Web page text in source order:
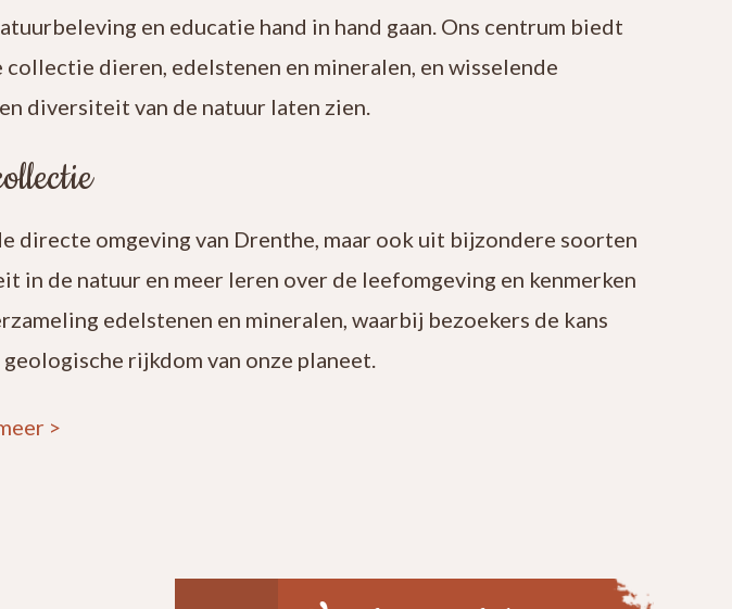
en educatie hand in hand gaan. Ons centrum biedt
dieren, edelstenen en mineralen, en wisselende
diversiteit van de natuur laten zien.
directe omgeving van Drenthe, maar ook uit bijzondere soorten
in de natuur en meer leren over de leefomgeving en kenmerken
edelstenen en mineralen, waarbij bezoekers de kans
rijkdom van onze planeet.
>